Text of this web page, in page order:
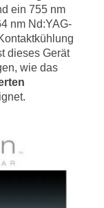
ein 755 nm
nm Nd:YAG-
dieses Gerät
wie das